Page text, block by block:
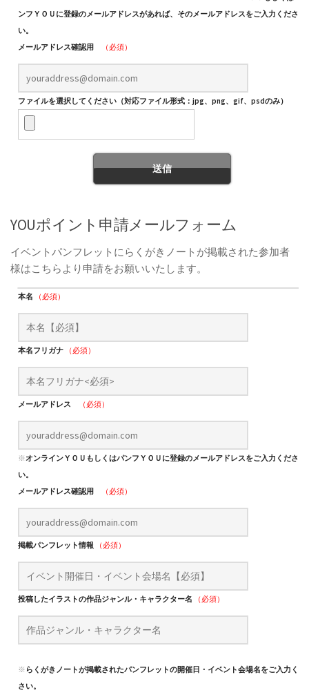
ンフＹＯＵに登録のメールアドレスがあれば、そのメールアドレスをご入力くださ
い。
メールアドレス確認用
（必須）
ファイルを選択してください（対応ファイル形式：jpg、png、gif、psdのみ）
YOUポイント申請メールフォーム
イベントパンフレットにらくがきノートが掲載された参加者
様はこちらより申請をお願いいたします。
本名 （必須）
本名フリガナ （必須）
メールアドレス （必須）
※オンラインＹＯＵもしくはパンフＹＯＵに登録のメールアドレスをご入力くださ
い。
メールアドレス確認用
（必須）
掲載パンフレット情報 （必須）
投稿したイラストの作品ジャンル・キャラクター名 （必須）
※ らくがきノートが掲載されたパンフレットの開催日・イベント会場名をご入力くだ
さい。